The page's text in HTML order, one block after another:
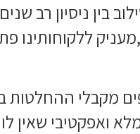
בין ניסיון רב
ללקוחותינו
מקבלי ההחלטות
ואפקטיבי שאין